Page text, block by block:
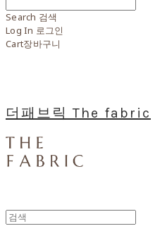
Search 검색
Log In 로그인
Cart장바구니
더패브릭 The fabric